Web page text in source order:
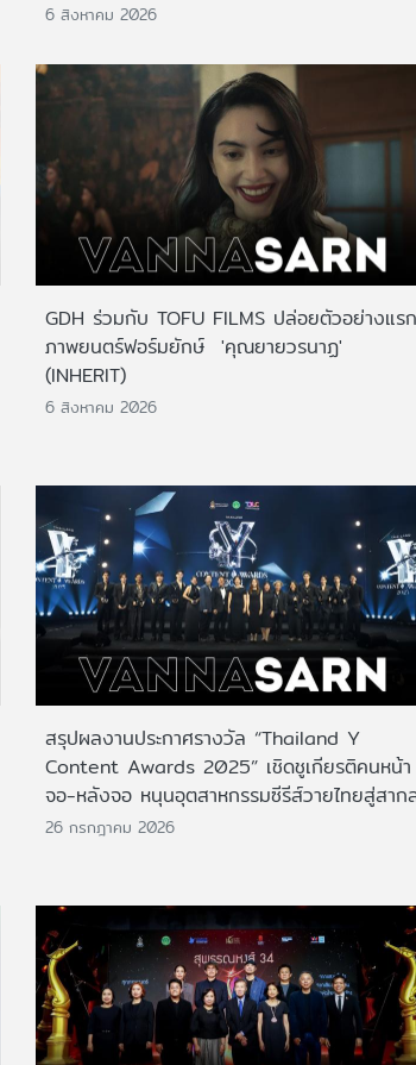
6 สิงหาคม 2026
GDH ร่วมกับ TOFU FILMS ปล่อยตัวอย่างแร
ภาพยนตร์ฟอร์มยักษ์ 'คุณยายวรนาฏ'
(INHERIT)
6 สิงหาคม 2026
สรุปผลงานประกาศรางวัล “Thailand Y
Content Awards 2025” เชิดชูเกียรติคนหน้า
จอ-หลังจอ หนุนอุตสาหกรรมซีรีส์วายไทยสู่สาก
26 กรกฎาคม 2026